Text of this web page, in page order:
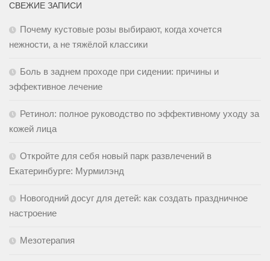
СВЕЖИЕ ЗАПИСИ
Почему кустовые розы выбирают, когда хочется
нежности, а не тяжёлой классики
Боль в заднем проходе при сидении: причины и
эффективное лечение
Ретинол: полное руководство по эффективному уходу за
кожей лица
Откройте для себя новый парк развлечений в
Екатеринбурге: Мурмилэнд
Новогодний досуг для детей: как создать праздничное
настроение
Мезотерапия